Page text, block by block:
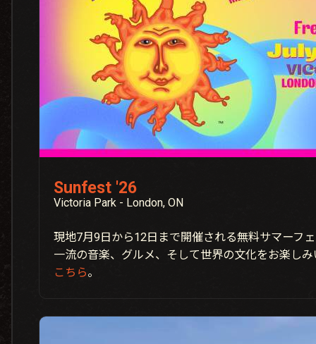
Sunfest '26
Victoria Park - London, ON
現地7月9日から12日まで開催される無料サマーフ
一流の音楽、グルメ、そして世界の文化をお楽し
こちら。